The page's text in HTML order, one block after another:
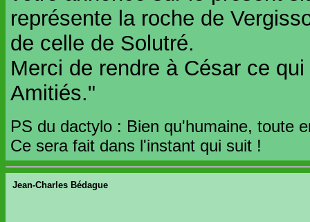
représente la roche de
de celle de Solutré.
Merci de rendre à César ce
Amitiés."
PS du dactylo : Bien qu'humaine, toute
Ce sera fait dans l'instant qui suit !
Jean-Charles Bédague